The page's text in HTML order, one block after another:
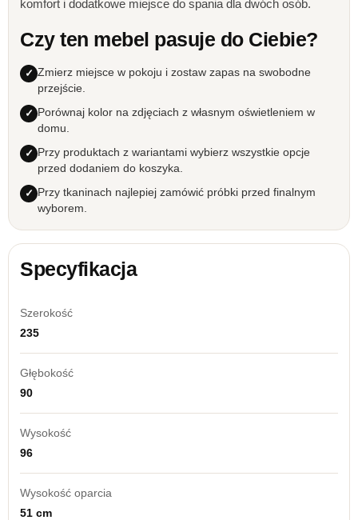
komfort i dodatkowe miejsce do spania dla dwóch osób.
Czy ten mebel pasuje do Ciebie?
Zmierz miejsce w pokoju i zostaw zapas na swobodne
przejście.
Porównaj kolor na zdjęciach z własnym oświetleniem w
domu.
Przy produktach z wariantami wybierz wszystkie opcje
przed dodaniem do koszyka.
Przy tkaninach najlepiej zamówić próbki przed finalnym
wyborem.
Specyfikacja
Szerokość
235
Głębokość
90
Wysokość
96
Wysokość oparcia
51 cm